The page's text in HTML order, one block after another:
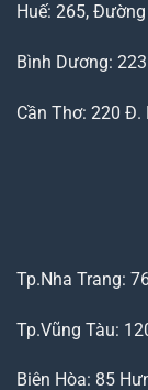
Huế: 265,
Bình Dương:
Cần Thơ: 220 Đ.
Tp.Nha Trang:
Tp.Vũng Tàu:
Biên Hòa: 85